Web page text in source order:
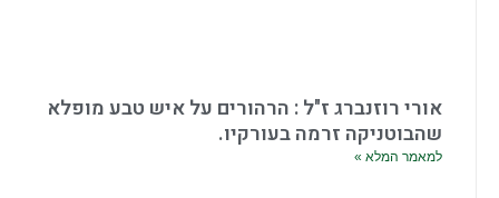
אורי רוזנברג ז"ל : הרהורים על איש טבע מופלא
שהבוטניקה זרמה בעורקיו.
למאמר המלא »